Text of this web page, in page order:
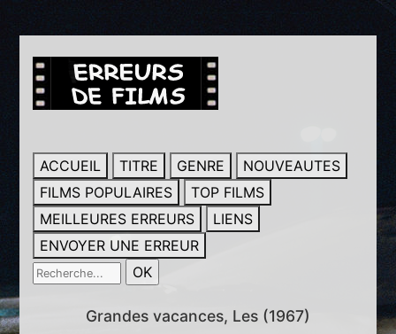
ACCUEIL TITRE GENRE
NOUVEAUTES
FILMS POPULAIRES
TOP FILMS
MEILLEURES ERREURS
LIENS
ENVOYER UNE ERREUR
Grandes vacances, Les (1967)